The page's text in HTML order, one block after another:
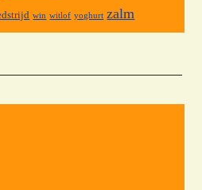
win witlof yoghurt zalm